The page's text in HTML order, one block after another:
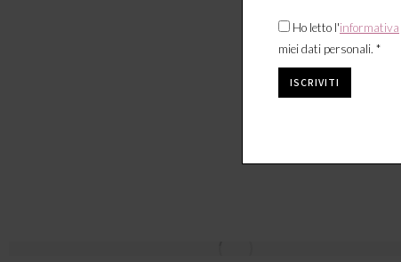
Ho letto l'informativa
miei dati personali. *